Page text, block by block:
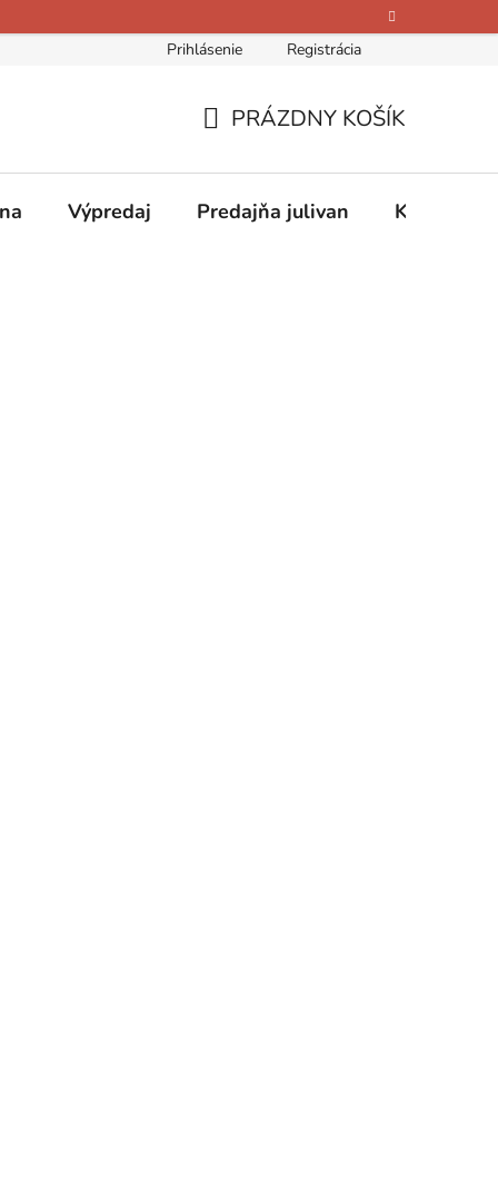
Kontakty O nás Hodnotenie obchodu
Prihlásenie Registrácia
KOŠÍK
PRÁZDNY KOŠÍK
Výpredaj Predajňa julivan Kontakty